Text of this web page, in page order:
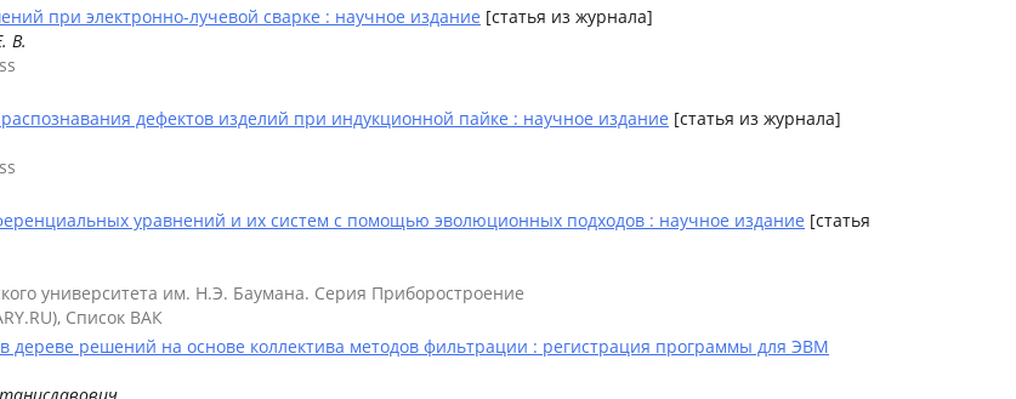
при электронно-лучевой сварке : научное издание [статья из журнала]
В.
дефектов изделий при индукционной пайке : научное издание [статья из журнала]
уравнений и их систем с помощью эволюционных подходов : научное издание [статья
университета им. Н.Э. Баумана. Серия Приборостроение
Список ВАК
дереве решений на основе коллектива методов фильтрации : регистрация программы для ЭВМ